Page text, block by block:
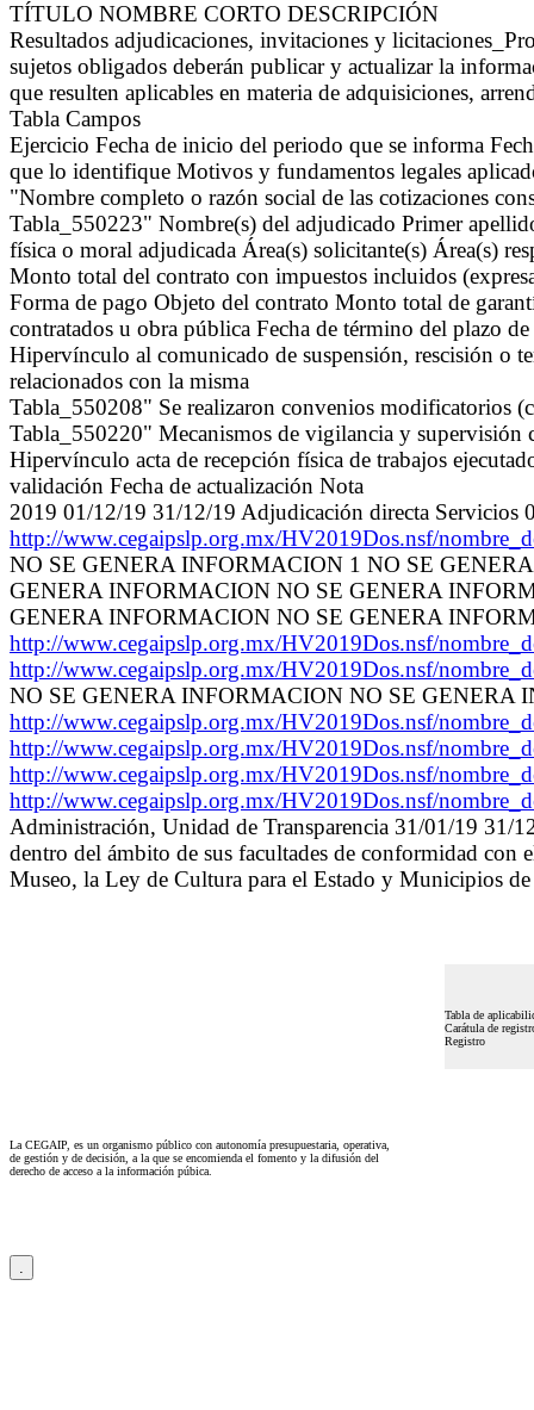
TÍTULO NOMBRE CORTO DESCRIPCIÓN
Resultados adjudicaciones, invitaciones y
sujetos obligados deberán publicar y actualizar la
que resulten aplicables en materia de adquisiciones,
Tabla Campos
Ejercicio Fecha de inicio del periodo que se informa
que lo identifique Motivos y fundamentos legales
"Nombre completo o razón social de las cotizaciones
Tabla_550223" Nombre(s) del adjudicado Primer
física o moral adjudicada Área(s) solicitante(s) Área(s)
Monto total del contrato con impuestos incluidos
Forma de pago Objeto del contrato Monto total de
contratados u obra pública Fecha de término del plazo
Hipervínculo al comunicado de suspensión, rescisión o
relacionados con la misma
Tabla_550208" Se realizaron convenios modificatorios
Tabla_550220" Mecanismos de vigilancia y supervisión
Hipervínculo acta de recepción física de trabajos
validación Fecha de actualización Nota
2019 01/12/19 31/12/19 Adjudicación directa
http://www.cegaipslp.org.mx/HV2019Dos.nsf/
NO SE GENERA INFORMACION 1 NO SE
GENERA INFORMACION NO SE GENERA
GENERA INFORMACION NO SE GENERA
http://www.cegaipslp.org.mx/HV2019Dos.nsf/
http://www.cegaipslp.org.mx/HV2019Dos.nsf/
NO SE GENERA INFORMACION NO SE
http://www.cegaipslp.org.mx/HV2019Dos.nsf/
http://www.cegaipslp.org.mx/HV2019Dos.nsf/
http://www.cegaipslp.org.mx/HV2019Dos.nsf/
http://www.cegaipslp.org.mx/HV2019Dos.nsf/
Administración, Unidad de Transparencia 31/01/19 31/
dentro del ámbito de sus facultades de conformidad
Museo, la Ley de Cultura para el Estado y Municipios
Tabla de
Carátula de
Registro
La CEGAIP, es un organismo público con autonomía presupuestaria, operativa,
de gestión y de decisión, a la que se encomienda el fomento y la difusión del
derecho de acceso a la información púbica.